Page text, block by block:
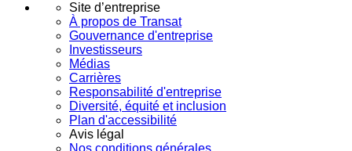
Site d’entreprise
À propos de Transat
Gouvernance d'entreprise
Investisseurs
Médias
Carrières
Responsabilité d'entreprise
Diversité, équité et inclusion
Plan d'accessibilité
Avis légal